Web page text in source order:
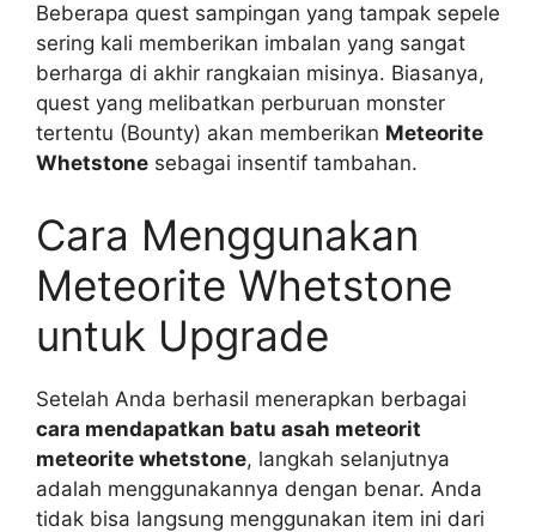
Beberapa quest sampingan yang tampak sepele
sering kali memberikan imbalan yang sangat
berharga di akhir rangkaian misinya. Biasanya,
quest yang melibatkan perburuan monster
tertentu (Bounty) akan memberikan Meteorite
Whetstone sebagai insentif tambahan.
Cara Menggunakan
Meteorite Whetstone
untuk Upgrade
Setelah Anda berhasil menerapkan berbagai
cara mendapatkan batu asah meteorit
meteorite whetstone, langkah selanjutnya
adalah menggunakannya dengan benar. Anda
tidak bisa langsung menggunakan item ini dari